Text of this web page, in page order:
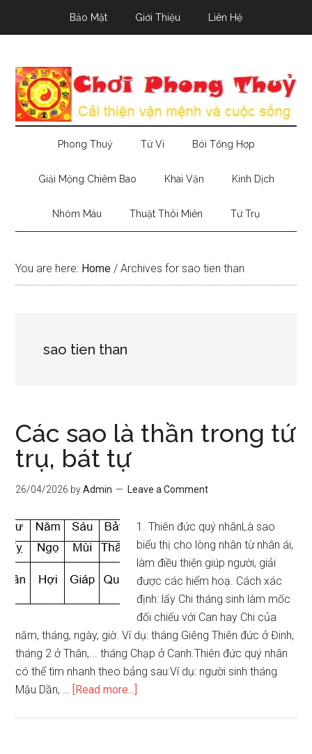
Bảo Mật Giới Thiệu Liên Hệ
Phong Thuỷ Tử Vi Bói Tổng Hợp
Giải Mộng Chiêm Bao Khai Vận Kinh Dịch
Nhóm Máu Thuật Thôi Miên Tứ Trụ
You are here: Home / Archives for sao tien than
sao tien than
Các sao là thần trong tứ
trụ, bát tự
26/04/2026 byAdmin Leave a Comment
1. Thiên đức quý nhânLà sao
biểu thị cho lòng nhân từ nhân ái,
làm điều thiện giúp người, giải
được các hiểm hoạ. Cách xác
định: lấy Chi tháng sinh làm mốc
đối chiếu với Can hay Chi của
năm, tháng, ngày, giờ. Ví dụ: tháng Giêng Thiên đức ở Đinh,
tháng 2 ở Thân,... tháng Chạp ở Canh.Thiên đức quý nhân
có thể tìm nhanh theo bảng sau:Ví dụ: người sinh tháng
Mậu Dần, … [Read more...]